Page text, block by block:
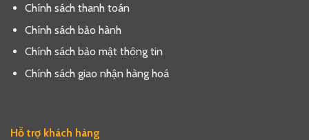
Chính sách thanh toán
Chính sách bảo hành
Chính sách bảo mật thông tin
Chính sách giao nhận hàng hoá
Hỗ trợ khách hàng